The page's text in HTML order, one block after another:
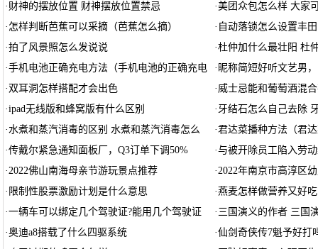
· 财神的摆放位置 财神摆放位置禁忌 ·美团众包怎么样 大家
· 怎样判断芭蕉可以采摘（芭蕉怎么摘） · 自动落锁怎么设置丰
·拍了风景照怎么发说说 ·杜仲加什么最壮阳 杜
·手机电池正确充电方法（手机电池的正确充电 · 昵称简短好听文艺男
· 双耳洞怎样搭配才会出色 · 威士忌能和葡萄酒混
·ipad无线版和蜂窝版有什么区别 · 牙结石怎么自己去除
·水煮和蒸汽消毒的区别 水煮和蒸汽消毒怎么 ·君达菜播种方法（君
·传戴尔紧急通知面板厂，Q3订单下调50% ·与被开除员工陷入劳
·2022佛山南海母亲节游玩景点推荐 ·2022年南京市高淳区
· 限制性股票激励计划是什么意思 ·燕麦怎样做营养又好
·一辆车可以绑定几个驾驶证?能用几个驾驶证 · 三国演义的作者 三国
·奥迪a8搭载了什么四驱系统 ·仙剑奇侠传7魁予好打